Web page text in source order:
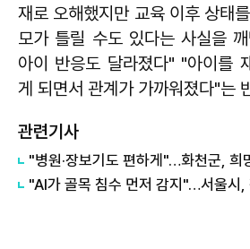
재로 오해했지만 교육 이후 상태
모가 틀릴 수도 있다는 사실을
아이 반응도 달라졌다" "아이를
게 되면서 관계가 가까워졌다"는
관련기사